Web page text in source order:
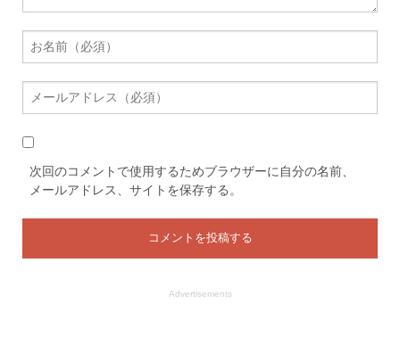
次回のコメントで使用するためブラウザーに自分の名前、
メールアドレス、サイトを保存する。
Advertisements